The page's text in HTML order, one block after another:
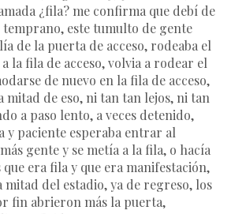
¿fila? me confirma que debí de
este tumulto de gente
de la puerta de acceso, rodeaba el
la fila de acceso, volvia a rodear el
de nuevo en la fila de acceso,
mitad de eso, ni tan tan lejos, ni tan
a paso lento, a veces detenido,
y paciente esperaba entrar al
gente y se metía a la fila, o hacía
que era fila y que era manifestación,
mitad del estadio, ya de regreso, los
fin abrieron más la puerta,